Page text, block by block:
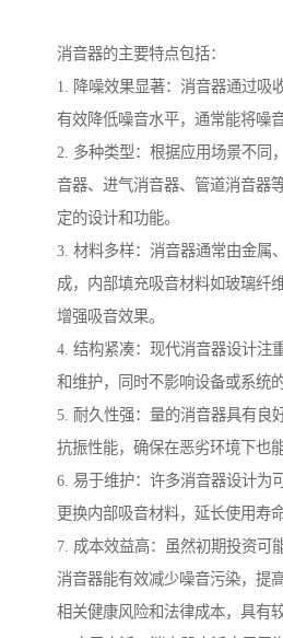
消音器的主要特点包括：
1. 降噪效果显著：消音器通过吸
有效降低噪音水平，通常能将噪
2. 多种类型：根据应用场景不同
音器、进气消音器、管道消音器
定的设计和功能。
3. 材料多样：消音器通常由金属
成，内部填充吸音材料如玻璃纤
增强吸音效果。
4. 结构紧凑：现代消音器设计注
和维护，同时不影响设备或系统
5. 耐久性强：量的消音器具有良
抗振性能，确保在恶劣环境下也
6. 易于维护：许多消音器设计为
更换内部吸音材料，延长使用寿命
7. 成本效益高：虽然初期投资可
消音器能有效减少噪音污染，提
相关健康风险和法律成本，具有